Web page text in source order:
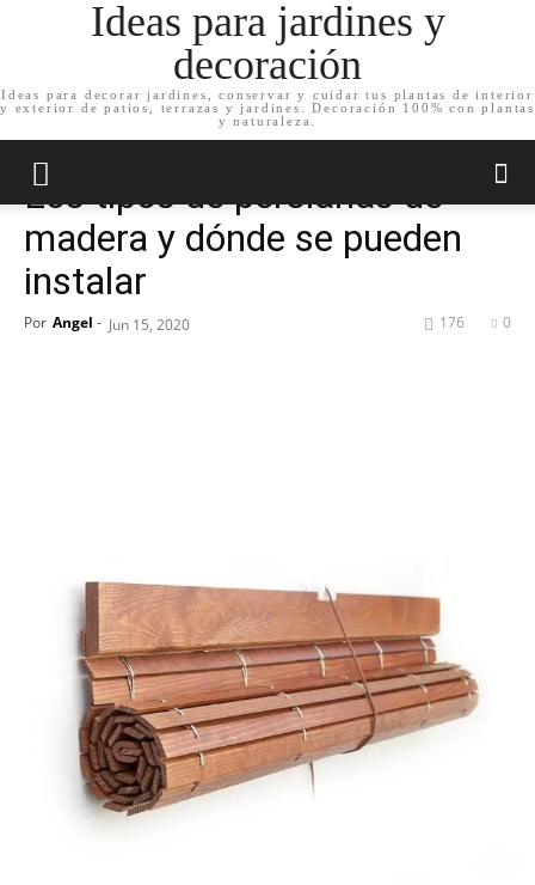
Ideas para jardines y
decoración
Ideas para decorar jardines, conservar y cuidar tus plantas de interior
y exterior de patios, terrazas y jardines. Decoración 100% con plantas
y naturaleza.
Inicio Noticias Curiosidades
Los tipos de persianas de
madera y dónde se pueden
instalar
Por Angel - Jun 15, 2020 0
176